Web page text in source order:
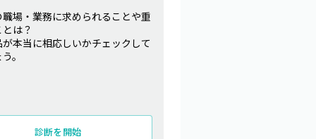
場・業務に求められることや重
は？
本当に相応しいかチェックして
。
診断を開始